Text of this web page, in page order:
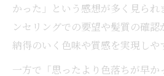
かった」という感想が多く見られ
ンセリングでの要望や髪質の確認
納得のいく色味や質感を実現しや
一方で「思ったより色落ちが早